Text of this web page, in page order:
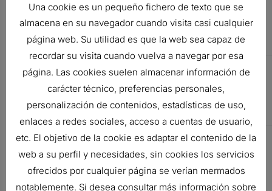
2.75-2.5 IN
(70-64
MM) ID-ID
STEMCO 2031279
REDUCER,
Related products
Una cookie es un pequeño fichero de texto que se
almacena en su navegador cuando visita casi cualquier
página web. Su utilidad es que la web sea capaz de
recordar su visita cuando vuelva a navegar por esa
página. Las cookies suelen almacenar información de
carácter técnico, preferencias personales,
personalización de contenidos, estadísticas de uso,
enlaces a redes sociales, acceso a cuentas de usuario,
etc. El objetivo de la cookie es adaptar el contenido de la
web a su perfil y necesidades, sin cookies los servicios
ofrecidos por cualquier página se verían mermados
notablemente. Si desea consultar más información sobre